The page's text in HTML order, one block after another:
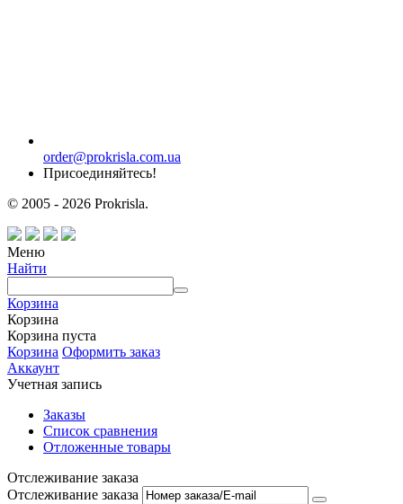
order@prokrisla.com.ua
Присоединяйтесь!
© 2005 - 2026 Prokrisla.
Меню
Найти
Корзина
Корзина
Корзина пуста
Корзина Оформить заказ
Аккаунт
Учетная запись
Заказы
Список сравнения
Отложенные товары
Отслеживание заказа
Отслеживание заказа